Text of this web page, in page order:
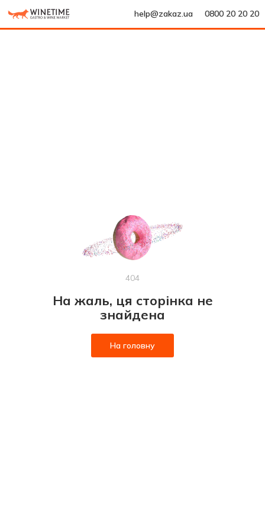
help@zakaz.ua 0800 20 20 20
404
На жаль, ця сторінка не
знайдена
На головну